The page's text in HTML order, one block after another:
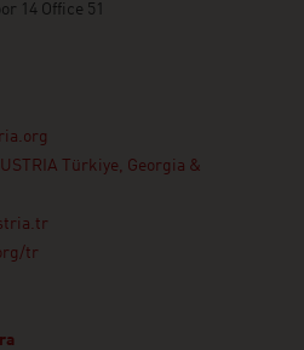
14 Office 51
Türkiye, Georgia &
tr